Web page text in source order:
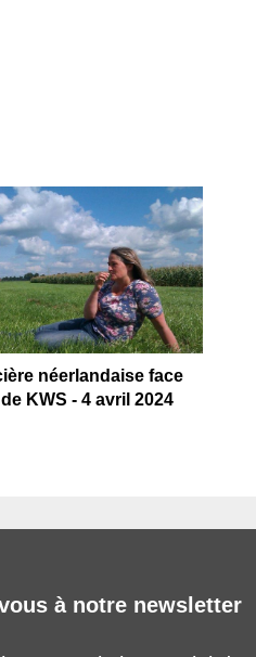
néerlandaise face
KWS - 4 avril 2024
à notre newsletter